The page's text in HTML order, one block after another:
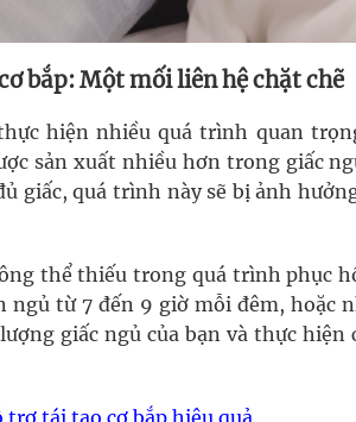
bắp: Một mối liên hệ chặt chẽ
hiện nhiều quá trình quan
sản xuất nhiều hơn trong giấc
giấc, quá trình này sẽ bị ảnh
thể thiếu trong quá trình phục
ngủ từ 7 đến 9 giờ mỗi đêm, hoặc
giấc ngủ của bạn và thực
trợ tái tạo cơ bắp hiệu quả